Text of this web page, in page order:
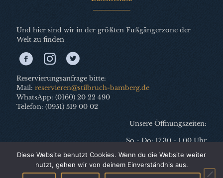
Und hier sind wir in der größten Fußgängerzone der
Welt zu finden
Reservierungsanfrage bitte:
Mail: reservieren@stilbruch-bamberg.de
WhatsApp: (0160) 20 22 490
Telefon: (0951) 519 00 02
Unsere Öffnungszeiten:
So - Do: 17.30 - 1.00 Uhr
Sa: 17.30 - ca. 3.00 Uhr
Diese Website benutzt Cookies. Wenn du die Website weiter
nutzt, gehen wir von deinem Einverständnis aus.